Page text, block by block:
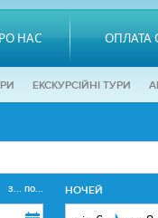
НАС ОПЛАТА
EКСКУРСІЙНІ ТУРИ
з... по... НОЧЕЙ